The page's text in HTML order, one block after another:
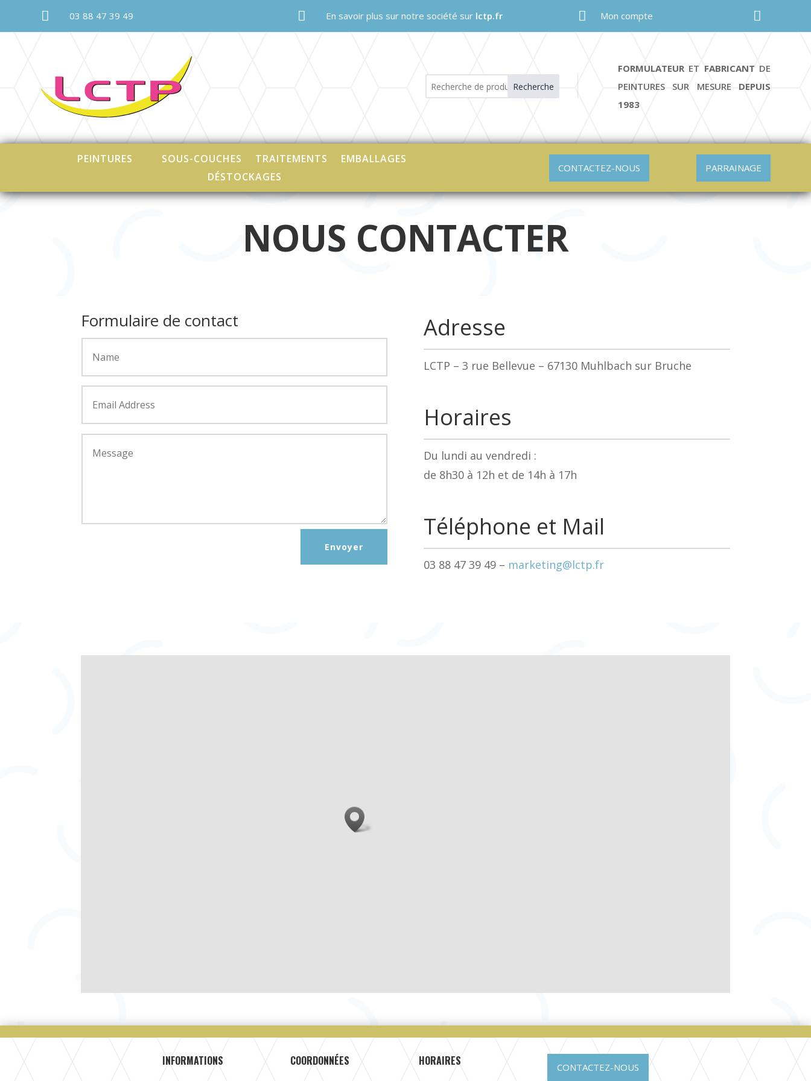
 03 88 47 39 49  En savoir plus sur notre société sur lctp.fr  Mon compte 
Recherche
FORMULATEUR ET FABRICANT DE
PEINTURES SUR MESURE DEPUIS
1983
PEINTURES SOUS-COUCHES TRAITEMENTS
EMBALLAGES
DÉSTOCKAGES
CONTACTEZ-NOUS PARRAINAGE
NOUS CONTACTER
Formulaire de contact
Envoyer
Adresse
LCTP – 3 rue Bellevue – 67130 Muhlbach sur Bruche
Horaires
Du lundi au vendredi :
de 8h30 à 12h et de 14h à 17h
Téléphone et Mail
03 88 47 39 49 – marketing@lctp.fr
INFORMATIONS COORDONNÉES HORAIRES CONTACTEZ-NOUS